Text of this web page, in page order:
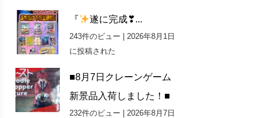
『 遂に完成❣...
243件のビュー
2026年8月1日
に投稿された
■8月7日クレーンゲーム
新景品入荷しました！■
232件のビュー
2026年8月7日